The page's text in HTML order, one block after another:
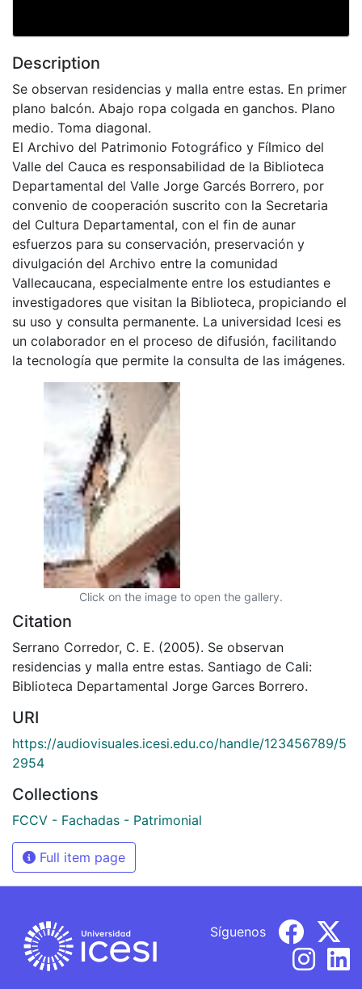
Description
Se observan residencias y malla entre estas. En primer
plano balcón. Abajo ropa colgada en ganchos. Plano
medio. Toma diagonal.
El Archivo del Patrimonio Fotográfico y Fílmico del
Valle del Cauca es responsabilidad de la Biblioteca
Departamental del Valle Jorge Garcés Borrero, por
convenio de cooperación suscrito con la Secretaria
del Cultura Departamental, con el fin de aunar
esfuerzos para su conservación, preservación y
divulgación del Archivo entre la comunidad
Vallecaucana, especialmente entre los estudiantes e
investigadores que visitan la Biblioteca, propiciando el
su uso y consulta permanente. La universidad Icesi es
un colaborador en el proceso de difusión, facilitando
la tecnología que permite la consulta de las imágenes.
Click on the image to open the gallery.
Citation
Serrano Corredor, C. E. (2005). Se observan
residencias y malla entre estas. Santiago de Cali:
Biblioteca Departamental Jorge Garces Borrero.
URI
https://audiovisuales.icesi.edu.co/handle/123456789/5
2954
Collections
FCCV - Fachadas - Patrimonial
Full item page
Síguenos